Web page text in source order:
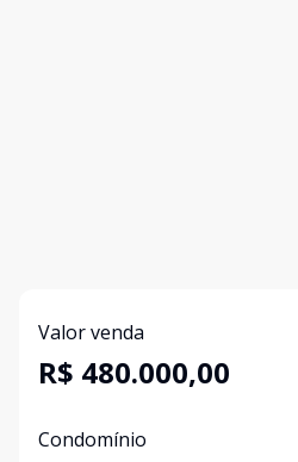
Valor venda
R$ 480.000,00
Condomínio